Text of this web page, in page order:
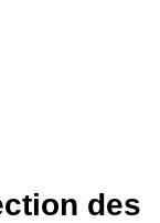
des